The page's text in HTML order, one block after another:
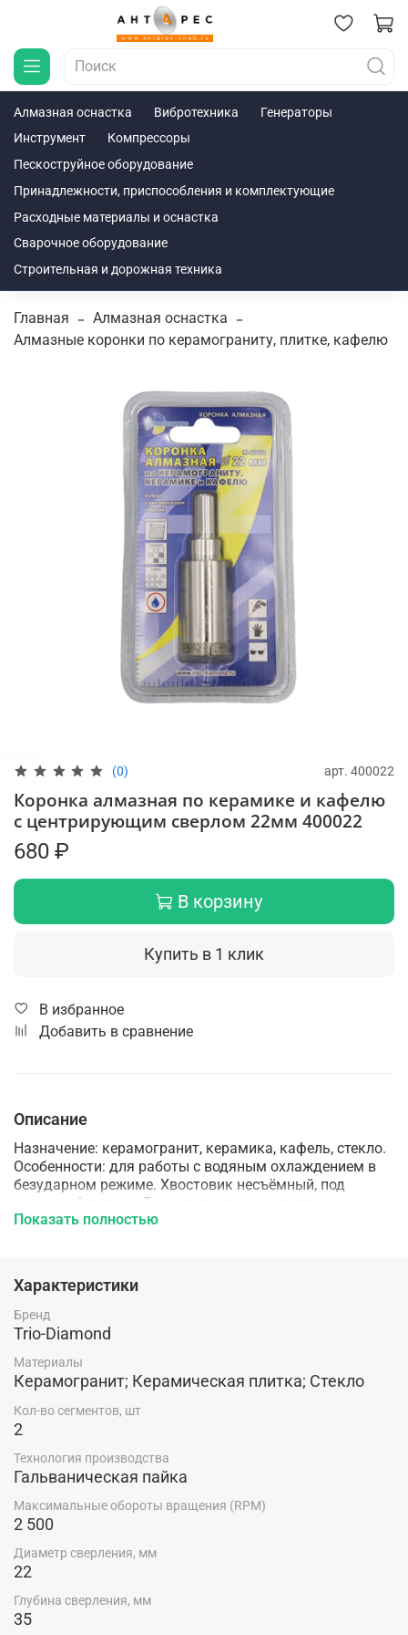
Алмазная оснастка Вибротехника
Генераторы
Инструмент
Компрессоры
Пескоструйное оборудование
Принадлежности, приспособления и комплектующие
Расходные материалы и оснастка
Сварочное оборудование
Строительная и дорожная техника
Главная
Алмазная оснастка
Алмазные коронки по керамограниту, плитке, кафелю
(0) арт. 400022
Коронка алмазная по керамике и кафелю
с центрирующим сверлом 22мм 400022
680 ₽
В корзину
Купить в 1 клик
В избранное
Добавить в сравнение
Описание
Назначение: керамогранит, керамика, кафель, стекло.
Особенности: для работы с водяным охлаждением в
безударном режиме. Хвостовик несъёмный, под
зажимной патрон. Технология производства:
гальваническая пайка
Показать полностью
Характеристики
Бренд
Trio-Diamond
Материалы
Керамогранит; Керамическая плитка; Стекло
Кол-во сегментов, шт
2
Технология производства
Гальваническая пайка
Максимальные обороты вращения (RPM)
2 500
Диаметр сверления, мм
22
Глубина сверления, мм
35